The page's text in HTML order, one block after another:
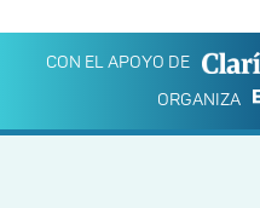
CON EL APOYO DE
ORGANIZA